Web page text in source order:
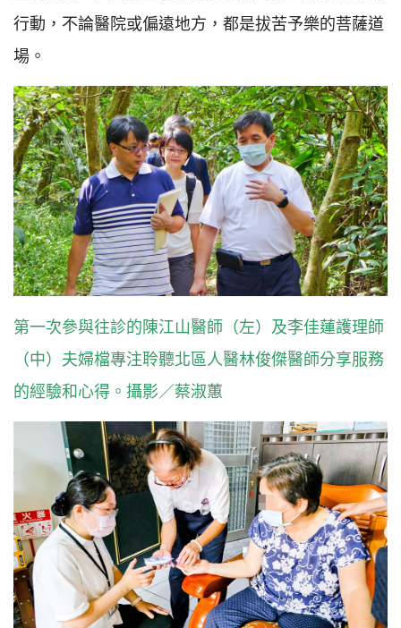
行動，不論醫院或偏遠地方，都是拔苦予樂的菩薩道
場。
第一次參與往診的陳江山醫師（左）及李佳蓮護理師
（中）夫婦檔專注聆聽北區人醫林俊傑醫師分享服務
的經驗和心得。攝影／蔡淑蕙